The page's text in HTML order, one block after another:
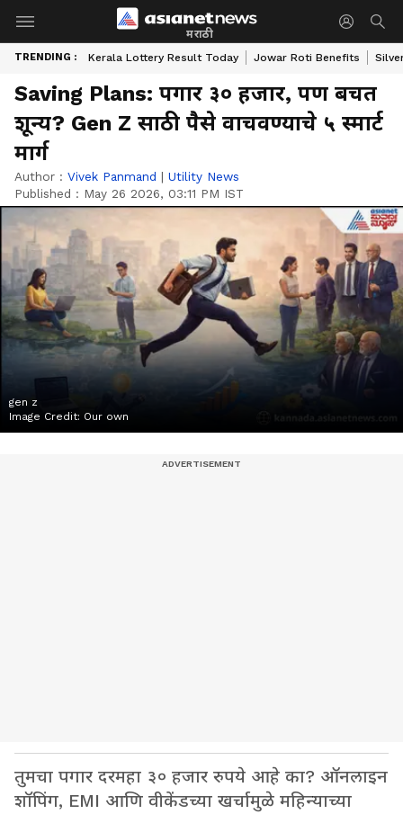
मराठी
TRENDING : Kerala Lottery Result Today Jowar Roti Benefits
Saving Plans: पगार ३० हजार, पण बचत
शून्य? Gen Z साठी पैसे वाचवण्याचे ५ स्मार्ट
मार्ग
Author : Vivek Panmand | Utility News
Published : May 26 2026, 03:11 PM IST
gen z
Image Credit: Our own
तुमचा पगार दरमहा ३० हजार रुपये आहे का? ऑनलाइन
शॉपिंग, EMI आणि वीकेंडच्या खर्चामुळे महिन्याच्या